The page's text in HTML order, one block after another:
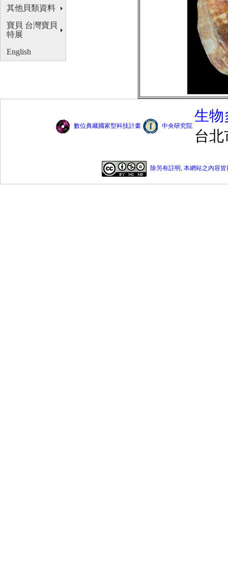
其他貝類資料
寶貝 台灣寶貝
特展
English
數位典藏國家型科技計畫 中央研究院
生物
台北
除另有註明, 本網站之內容